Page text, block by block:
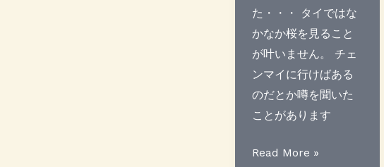
た・・・ タイではな
かなか桜を見ること
が叶いません。 チェ
ンマイに行けばある
のだとか噂を聞いた
ことがあります
＜
Read More »